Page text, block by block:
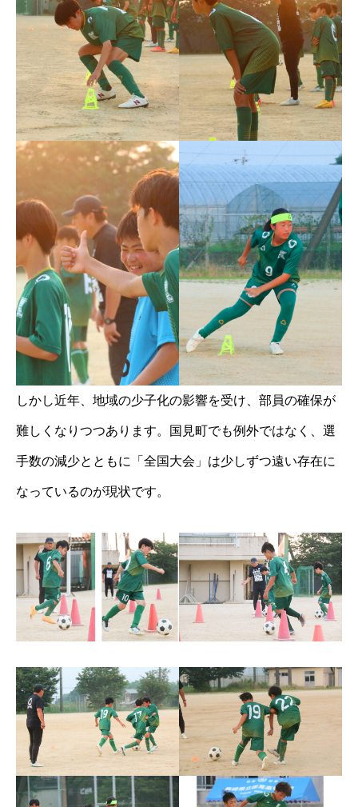
しかし近年、地域の少子化の影響を受け、部員の確保が
難しくなりつつあります。国見町でも例外ではなく、選
手数の減少とともに「全国大会」は少しずつ遠い存在に
なっているのが現状です。